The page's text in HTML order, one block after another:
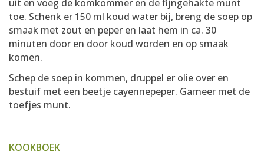
uit en voeg de komkommer en de fijngehakte munt
toe. Schenk er 150 ml koud water bij, breng de soep op
smaak met zout en peper en laat hem in ca. 30
minuten door en door koud worden en op smaak
komen.
Schep de soep in kommen, druppel er olie over en
bestuif met een beetje cayennepeper. Garneer met de
toefjes munt.
KOOKBOEK